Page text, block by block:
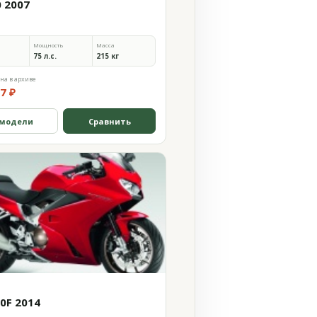
2007
Мощность
75 л.с.
Масса
215 кг
в архиве
₽
Сравнить
2014